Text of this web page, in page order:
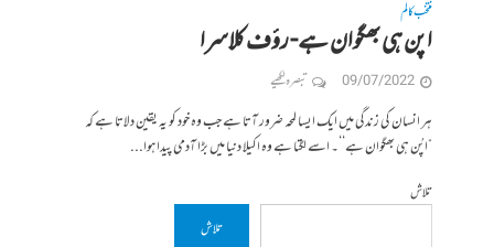
منتخب کالم
اپن ہی بھگوان ہے- رؤف کلاسرا
09/07/2022 تبصرہ لکھیے
ہر انسان کی زندگی میں ایک ایسا لمحہ ضرور آتا ہے جب وہ خود کو یہ یقین دلاتا ہے کہ
”اپُن ہی بھگوان ہے‘‘۔ اسے لگتا ہے وہ اکیلا دنیا میں بڑا آدمی پیدا ہوا...
تلاش
تلاش